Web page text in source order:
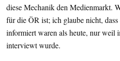
diese Mechanik den Medienmarkt.
für die ÖR ist; ich glaube nicht,
informiert waren als heute, nur weil
interviewt wurde.